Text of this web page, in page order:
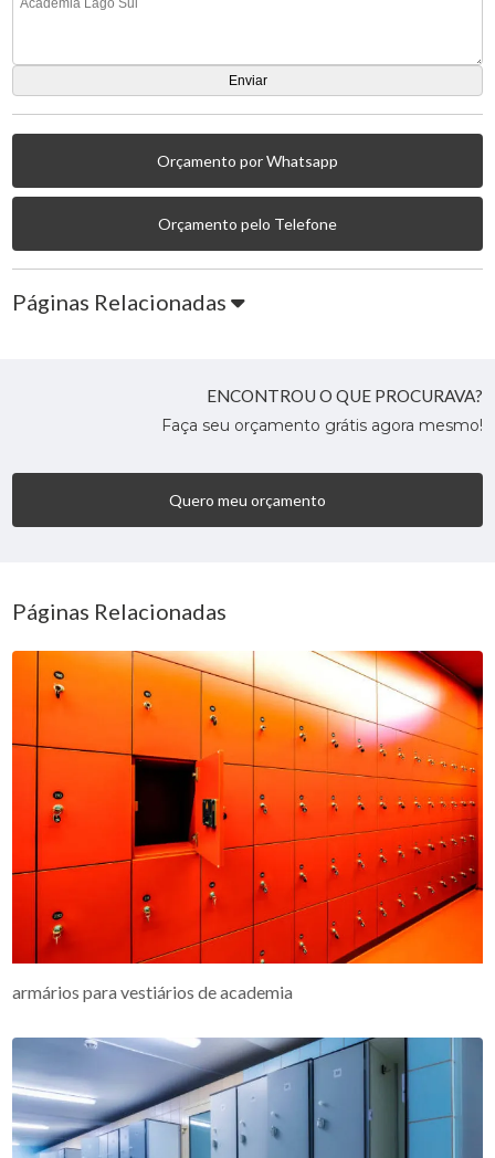
Orçamento por Whatsapp
Orçamento pelo Telefone
Páginas Relacionadas
ENCONTROU O QUE PROCURAVA?
Faça seu orçamento grátis agora mesmo!
Quero meu orçamento
Páginas Relacionadas
armários para vestiários de academia